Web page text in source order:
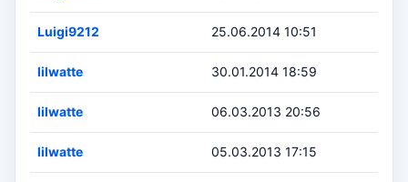
Luigi9212 25.06.2014 10:51
lilwatte 30.01.2014 18:59
lilwatte 06.03.2013 20:56
lilwatte 05.03.2013 17:15